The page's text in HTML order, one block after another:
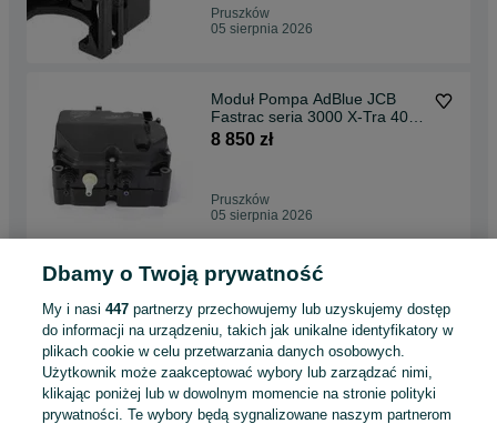
Pruszków
05 sierpnia 2026
Moduł Pompa AdBlue JCB
Fastrac seria 3000 X-Tra 4000
org.
8 850 zł
Pruszków
05 sierpnia 2026
Wałek zębaty łącznika
kompresora JCB Fastrac org.
780 zł
Pruszków
05 sierpnia 2026
Dbamy o Twoją prywatność
My i nasi447 partnerzy przechowujemy lub uzyskujemy dostęp
do informacji na urządzeniu, takich jak unikalne identyfikatory w
plikach cookie w celu przetwarzania danych osobowych.
Użytkownik może zaakceptować wybory lub zarządzać nimi,
klikając poniżej lub w dowolnym momencie na stronie polityki
prywatności. Te wybory będą sygnalizowane naszym partnerom